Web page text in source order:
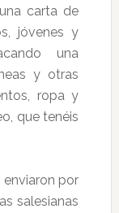
carta de
jóvenes y
una
y otras
ropa y
que tenéis
por
salesianas